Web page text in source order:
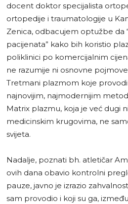
docent doktor specijalista
ortopedije i traumatologije u
Zenica, odbacujem optužbe da
pacijenata” kako bih koristio
poliklinici po komercijalnim
ne razumije ni osnovne
Tretmani plazmom koje
najnovijim, najmodernijim
Matrix plazmu, koja je već dugi
medicinskim krugovima, ne
svijeta.
Nadalje, poznati bh. atletičar
ovih dana obavio kontrolni
pauze, javno je izrazio
sam provodio i koji su ga,